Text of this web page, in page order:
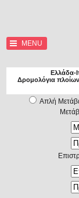
MENU
Ελλάδα-
Δρομολόγια
Απλή